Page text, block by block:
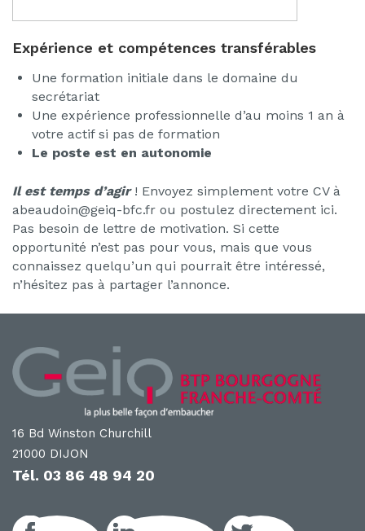
Expérience et compétences transférables
Une formation initiale dans le domaine du
secrétariat
Une expérience professionnelle d’au moins 1 an à
votre actif si pas de formation
Le poste est en autonomie
Il est temps d’agir ! Envoyez simplement votre CV à
abeaudoin@geiq-bfc.fr ou postulez directement ici.
Pas besoin de lettre de motivation. Si cette
opportunité n’est pas pour vous, mais que vous
connaissez quelqu’un qui pourrait être intéressé,
n’hésitez pas à partager l’annonce.
16 Bd Winston Churchill
21000 DIJON
Tél. 03 86 48 94 20